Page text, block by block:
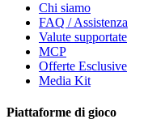
Chi siamo
FAQ / Assistenza
Valute supportate
MCP
Offerte Esclusive
Media Kit
Piattaforme di gioco